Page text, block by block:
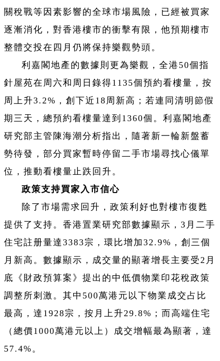
關稅戰等因素影響的全球市場風險，已經被買家
逐漸消化，對香港樓市的衝擊有限，他預期樓市
整體交投在四月仍將保持樂觀勢頭。
利嘉閣地產的數據則更為樂觀，全港50個指
針屋苑在周六和周日錄得1135個預約看樓量，按
周上升3.2%，創下近18周新高；若連同清明節假
期三天，總預約看樓量達到1360個。利嘉閣地產
研究部主管陳海潮分析指出，隨著新一輪新盤蓄
勢待發，部分買家暫時停留二手市場尋找心儀單
位，推動看樓量止跌回升。
政策支持買家入市信心
除了市場需求回升，政策利好也對樓市復甦
提供了支持。香港置業研究部數據顯示，3月二手
住宅註册量達3383宗，環比增加32.9%，創三個
月新高。數據顯示，成交量的顯著增長主要受2月
底《財政預算案》提出的中低價物業印花稅政策
調整所刺激。其中500萬港元以下物業成交占比
最高，達1928宗，按月上升29.8%；而高端住宅
（總價1000萬港元以上）成交增幅最為顯著，達
57.4%。